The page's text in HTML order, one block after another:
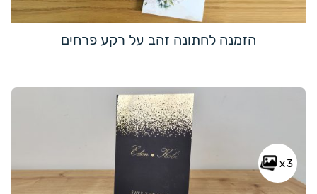
הזמנה לחתונה זהב על רקע פרחים
x3